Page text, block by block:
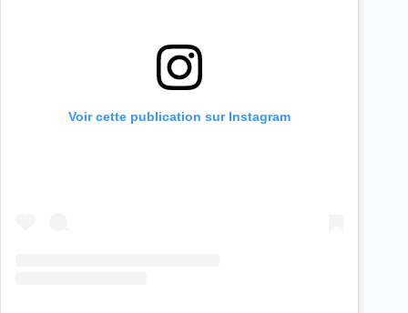
Voir cette publication sur Instagram